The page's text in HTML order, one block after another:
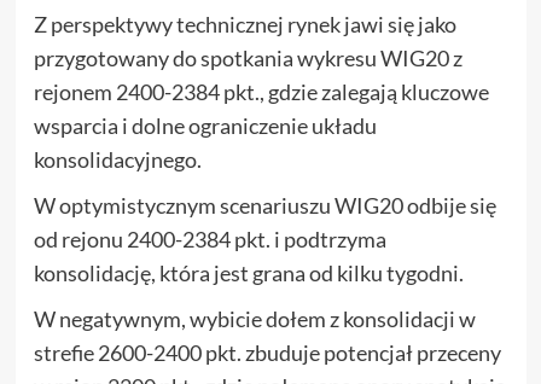
Z perspektywy technicznej rynek jawi się jako
przygotowany do spotkania wykresu WIG20 z
rejonem 2400-2384 pkt., gdzie zalegają kluczowe
wsparcia i dolne ograniczenie układu
konsolidacyjnego.
W optymistycznym scenariuszu WIG20 odbije się
od rejonu 2400-2384 pkt. i podtrzyma
konsolidację, która jest grana od kilku tygodni.
W negatywnym, wybicie dołem z konsolidacji w
strefie 2600-2400 pkt. zbuduje potencjał przeceny